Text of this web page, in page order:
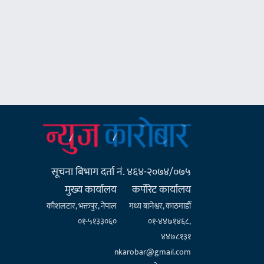
सूचना बिभाग दर्ता नं. ४६४-२०७४/०७५
मुख्य कार्यालय
कौशलटार, भक्तपुर, नेपाल
०१-५१३३०६०
कर्पाेरेट कार्यालय
मध्य बानेश्वर, काठमाडौँ
०१-४४७१४६८,
४४७८१३१
nkarobar@gmail.com